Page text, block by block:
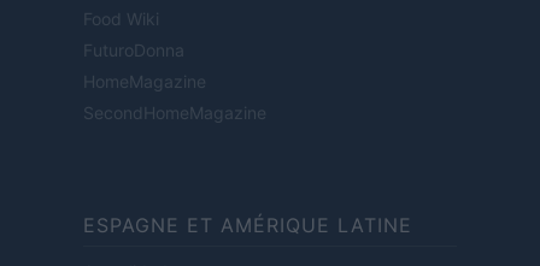
Food Wiki
FuturoDonna
HomeMagazine
SecondHomeMagazine
ESPAGNE ET AMÉRIQUE LATINE